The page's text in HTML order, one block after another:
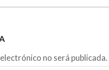
no será publicada.